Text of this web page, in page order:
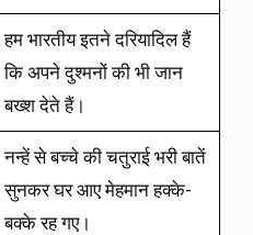
हम भारतीय इतने दरियादिल हैं
कि अपने दुश्मनों की भी जान
बख्श देते हैं।
नन्हें से बच्चे की चतुराई भरी बातें
सुनकर घर आए मेहमान हक्के-
बक्के रह गए।